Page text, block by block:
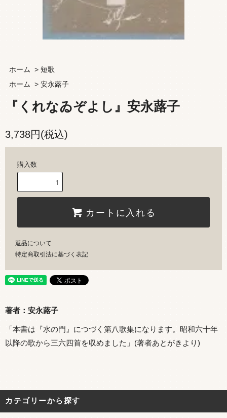
ホーム > 短歌
ホーム
> 安永蕗子
『くれなゐぞよし』安永蕗子
3,738円(税込)
購入数
カートに入れる
返品について
特定商取引法に基づく表記
著者：安永蕗子
「本書は『水の門』につづく第八歌集になります。昭和六十年
以降の歌から三六四首を収めました」(著者あとがきより)
カテゴリーから探す